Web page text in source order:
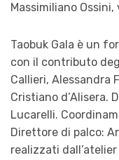
Massimiliano
Taobuk Gala è un
con il contributo
Callieri, Alessandra
Cristiano d’Alisera.
Lucarelli.
Direttore di palco:
realizzati